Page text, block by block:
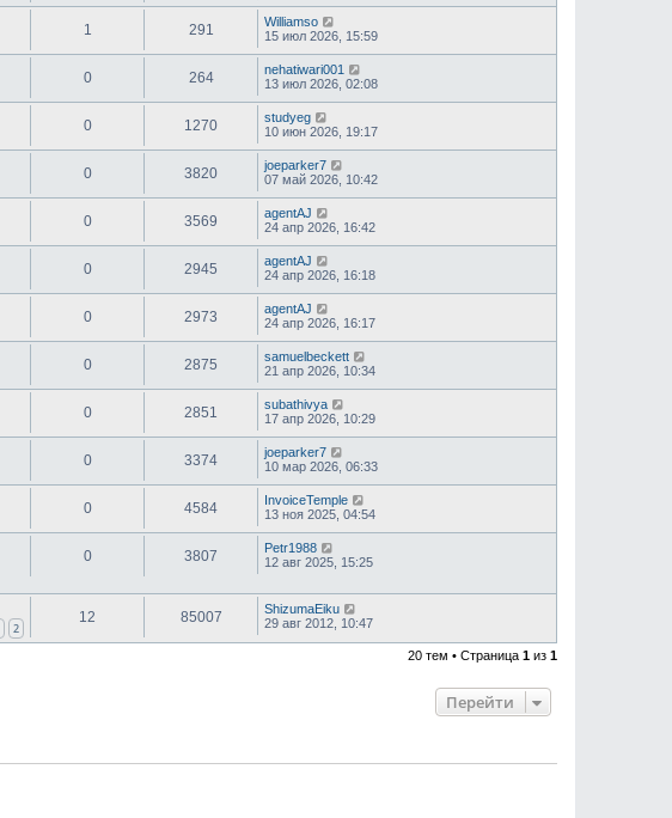
1 291
Williamso
15 июл 2026, 15:59
0 264
nehatiwari001
13 июл 2026, 02:08
0 1270
studyeg
10 июн 2026, 19:17
0 3820
joeparker7
07 май 2026, 10:42
0 3569
agentAJ
24 апр 2026, 16:42
0 2945
agentAJ
24 апр 2026, 16:18
0 2973
agentAJ
24 апр 2026, 16:17
0 2875
samuelbeckett
21 апр 2026, 10:34
0 2851
subathivya
17 апр 2026, 10:29
0 3374
joeparker7
10 мар 2026, 06:33
0 4584
InvoiceTemple
13 ноя 2025, 04:54
0 3807
Petr1988
12 авг 2025, 15:25
2
12 85007
ShizumaEiku
29 авг 2012, 10:47
20 тем • Страница 1 из 1
Перейти